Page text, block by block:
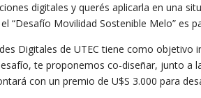
digitales y querés aplicarla en una
“Desafío Movilidad Sostenible Melo” es
Digitales de UTEC tiene como objetivo
te proponemos co-diseñar, junto a
con un premio de U$S 3.000 para